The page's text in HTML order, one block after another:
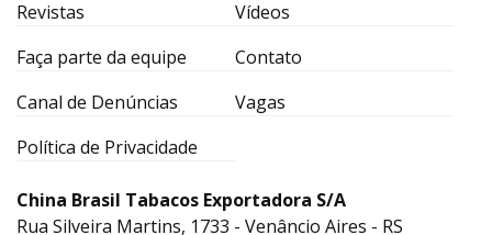
Revistas
Vídeos
Faça parte da equipe
Contato
Canal de Denúncias
Vagas
Política de Privacidade
China Brasil Tabacos Exportadora S/A
Rua Silveira Martins, 1733 - Venâncio Aires - RS